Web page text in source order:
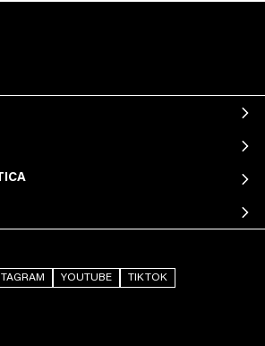
YOUTUBE TIKTOK